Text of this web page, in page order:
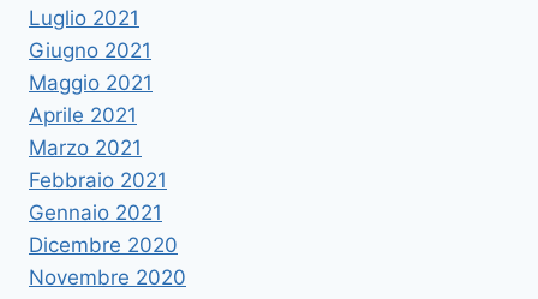
Luglio 2021
Giugno 2021
Maggio 2021
Aprile 2021
Marzo 2021
Febbraio 2021
Gennaio 2021
Dicembre 2020
Novembre 2020